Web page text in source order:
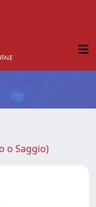
o Saggio)